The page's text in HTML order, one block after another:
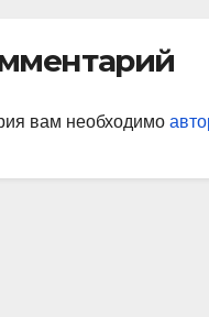
вам необходимо